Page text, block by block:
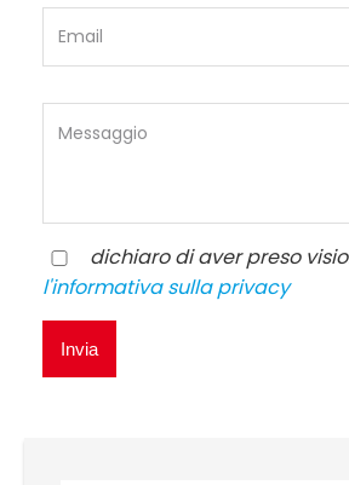
dichiaro di aver preso
l'informativa sulla privacy